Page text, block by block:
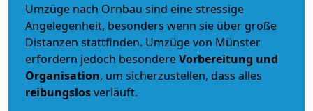
Umzüge nach Ornbau sind eine stressige
Angelegenheit, besonders wenn sie über große
Distanzen stattfinden. Umzüge von Münster
erfordern jedoch besondereVorbereitung und
Organisation, um sicherzustellen, dass alles
reibungslosverläuft.